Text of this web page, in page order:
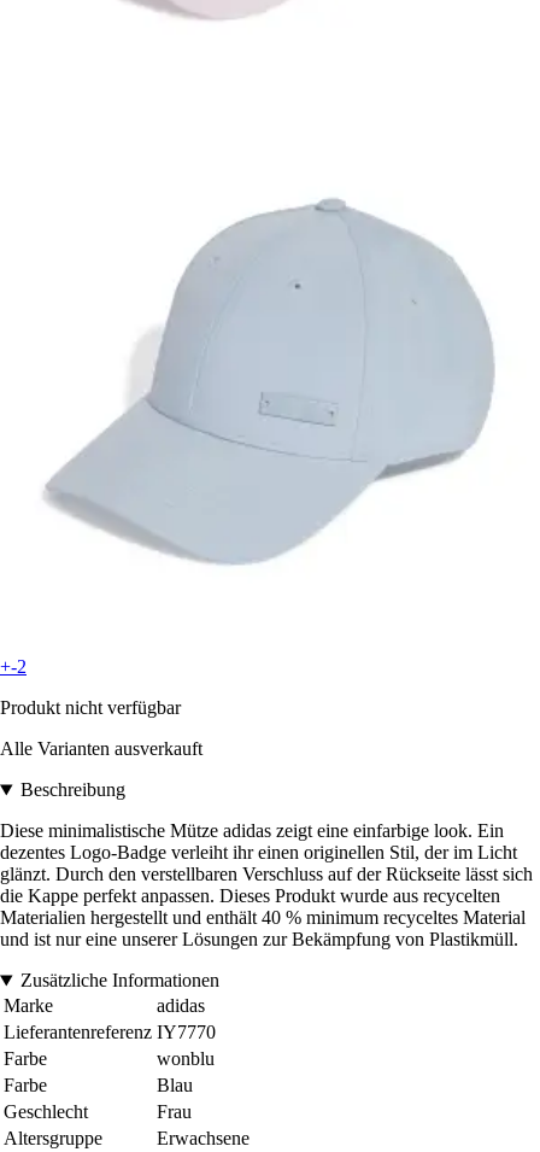
+-2
Produkt nicht verfügbar
Alle Varianten ausverkauft
Beschreibung
Diese minimalistische Mütze adidas zeigt eine einfarbige look. Ein
dezentes Logo-Badge verleiht ihr einen originellen Stil, der im Licht
glänzt. Durch den verstellbaren Verschluss auf der Rückseite lässt sich
die Kappe perfekt anpassen. Dieses Produkt wurde aus recycelten
Materialien hergestellt und enthält 40 % minimum recyceltes Material
und ist nur eine unserer Lösungen zur Bekämpfung von Plastikmüll.
Zusätzliche Informationen
Marke
adidas
Lieferantenreferenz IY7770
Farbe
wonblu
Farbe
Blau
Geschlecht
Frau
Altersgruppe
Erwachsene